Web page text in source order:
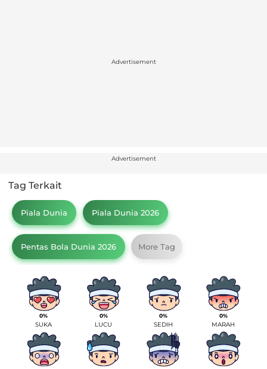
Advertisement
Advertisement
Tag Terkait
Piala Dunia Piala Dunia 2026
Pentas Bola Dunia 2026 More Tag
0%
SUKA
0%
LUCU
0%
SEDIH
0%
MARAH